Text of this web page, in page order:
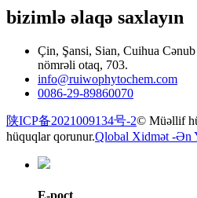
bizimlə əlaqə saxlayın
Çin, Şansi, Sian, Cuihua
nömrəli otaq, 703.
info@ruiwophytochem.com
0086-29-89860070
陕ICP备2021009134号-2© Müəllif
hüquqlar qorunur.Qlobal Xidmət -Ən
E-poçt